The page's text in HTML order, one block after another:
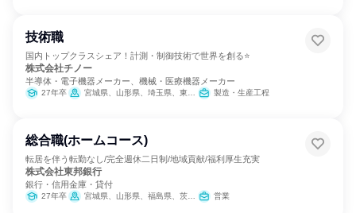
技術職
国内トップクラスシェア！計測・制御技術で世界を創る⭐
株式会社チノー
半導体・電子機器メーカー、機械・医療機器メーカー
27年卒 宮城県、山形県、埼玉県、東京都、愛知県、大阪府、福岡県 製造・生産工程
総合職(ホームコース)
転居を伴う転勤なし/完全週休二日制/地域貢献/福利厚生充実
株式会社東邦銀行
銀行・信用金庫・貸付
27年卒 宮城県、山形県、福島県、茨城県、栃木県、東京都、新潟県 営業